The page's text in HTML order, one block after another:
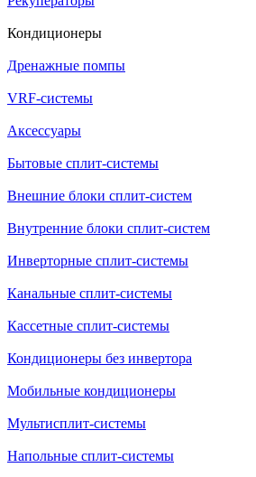
Кондиционеры
Дренажные помпы
VRF-системы
Аксессуары
Бытовые сплит-системы
Внешние блоки сплит-систем
Внутренние блоки сплит-систем
Инверторные сплит-системы
Канальные сплит-системы
Кассетные сплит-системы
Кондиционеры без инвертора
Мобильные кондиционеры
Мультисплит-системы
Напольные сплит-системы